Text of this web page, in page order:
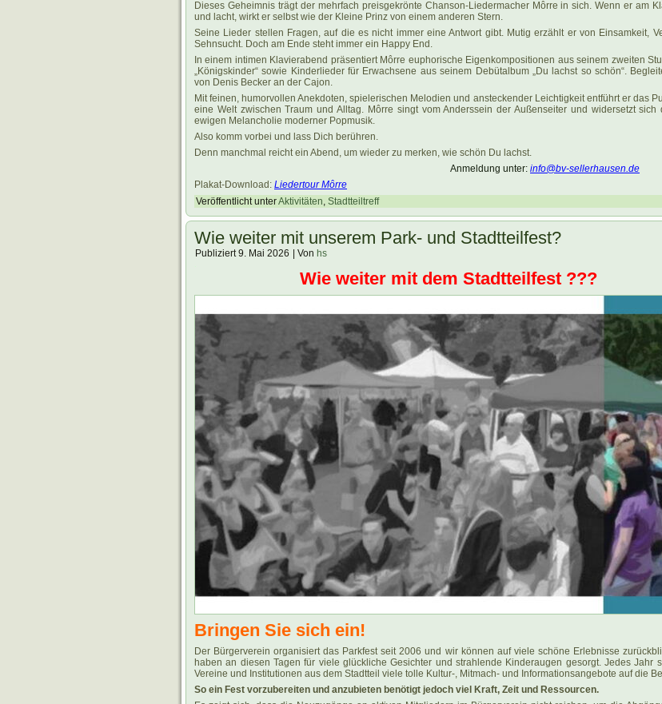
Dieses Geheimnis trägt der mehrfach preisgekrönte Chanson-Liedermacher Môrre in sich. Wenn er am
und lacht, wirkt er selbst wie der Kleine Prinz von einem anderen Stern.
Seine Lieder stellen Fragen, auf die es nicht immer eine Antwort gibt. Mutig erzählt er von Einsamkeit,
Sehnsucht. Doch am Ende steht immer ein Happy End.
In einem intimen Klavierabend präsentiert Môrre euphorische Eigenkompositionen aus seinem zweiten
„Königskinder“ sowie Kinderlieder für Erwachsene aus seinem Debütalbum „Du lachst so schön“.
von Denis Becker an der Cajon.
Mit feinen, humorvollen Anekdoten, spielerischen Melodien und ansteckender Leichtigkeit entführt er das
eine Welt zwischen Traum und Alltag. Môrre singt vom Anderssein der Außenseiter und widersetzt sich
ewigen Melancholie moderner Popmusik.
Also komm vorbei und lass Dich berühren.
Denn manchmal reicht ein Abend, um wieder zu merken, wie schön Du lachst.
Anmeldung unter: info@bv-sellerhausen.de
Plakat-Download: Liedertour Môrre
Veröffentlicht unterAktivitäten, Stadtteiltreff
Wie weiter mit unserem Park- und Stadtteilfest?
Publiziert 9. Mai 2026 Von hs
Wie weiter mit dem Stadtteilfest ???
Bringen Sie sich ein!
Der Bürgerverein organisiert das Parkfest seit 2006 und wir können auf viele schöne Erlebnisse
haben an diesen Tagen für viele glückliche Gesichter und strahlende Kinderaugen gesorgt. Jedes Jahr
Vereine und Institutionen aus dem Stadtteil viele tolle Kultur-, Mitmach- und Informationsangebote auf die
So ein Fest vorzubereiten und anzubieten benötigt jedoch viel Kraft, Zeit und Ressourcen.